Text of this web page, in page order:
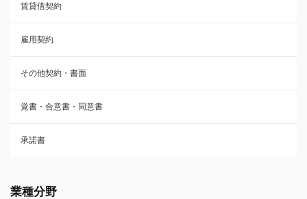
売買契約
株主総会議事録・関連書類
請負契約
フランチャイズ契約
賃貸借契約
賃貸借契約
雇用契約
その他契約・書面
覚書・合意書・同意書
承諾書
業種分野